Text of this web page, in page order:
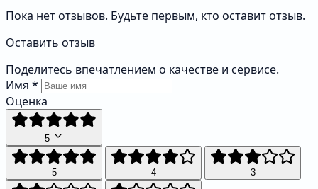
Пока нет отзывов. Будьте первым, кто оставит отзыв.
Оставить отзыв
Поделитесь впечатлением о качестве и сервисе.
Имя *
Оценка
5
5 4 3